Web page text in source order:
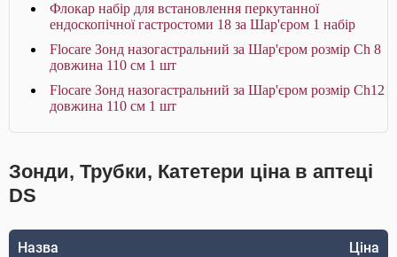
Флокар набір для встановлення перкутанної
ендоскопічної гастростоми 18 за Шар'єром 1 набір
Flocare Зонд назогастральний за Шар'єром розмір Ch 8
довжина 110 см 1 шт
Flocare Зонд назогастральний за Шар'єром розмір Ch12
довжина 110 см 1 шт
Зонди, Трубки, Катетери ціна в аптеці
DS
Назва Ціна